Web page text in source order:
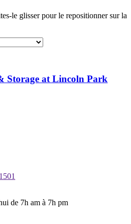
le glisser pour le repositionner sur la
Storage at Lincoln Park
de 7h am à 7h pm